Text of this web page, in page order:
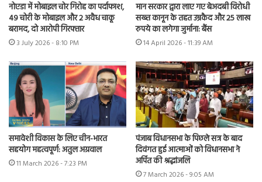
नोएडा में मोबाइल चोर गिरोह का पर्दाफाश,
49 चोरी के मोबाइल और 2 अवैध चाकू
बरामद, दो आरोपी गिरफ्तार
3 July 2026 - 8:10 PM
मान सरकार द्वारा लाए गए बेअदबी विरोधी
सख्त कानून के तहत उम्रकैद और 25 लाख
रुपये का लगेगा जुर्माना: बैंस
14 April 2026 - 11:39 AM
समावेशी विकास के लिए चीन-भारत
सहयोग महत्वपूर्ण: अतुल अग्रवाल
11 March 2026 - 7:23 PM
पंजाब विधानसभा के पिछले सत्र के बाद
दिवंगत हुई आत्माओं को विधानसभा ने
अर्पित की श्रद्धांजलि
7 March 2026 - 9:05 AM